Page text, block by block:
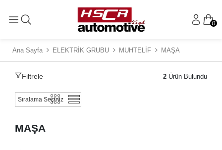
0
Ana Sayfa ELEKTRİK GRUBU MUHTELİF MAŞA
Filtrele 2 Ürün Bulundu
MAŞA